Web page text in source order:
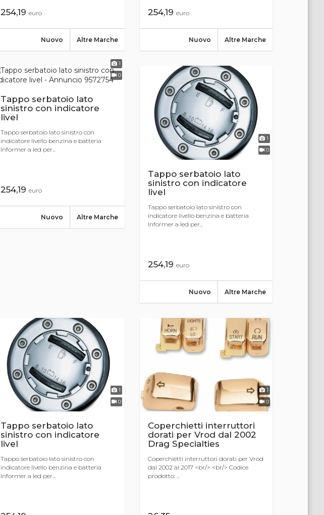
254,19 euro
Altre Marche
Nuovo
254,19euro
Altre Marche
Nuovo
1
0
Tappo serbatoio lato
sinistro con indicatore
livel
Tappo serbatoio lato sinistro con
indicatore livello benzina e batteria
Informer a led per...
254,19 euro
Altre Marche
Nuovo
1
0
Tappo serbatoio lato
sinistro con indicatore
livel
Tappo serbatoio lato sinistro con
indicatore livello benzina e batteria
Informer a led per...
254,19euro
Altre Marche
Nuovo
1
0
Tappo serbatoio lato
sinistro con indicatore
livel
Tappo serbatoio lato sinistro con
indicatore livello benzina e batteria
Informer a led per...
1
0
Coperchietti interruttori
dorati per Vrod dal 2002
Drag Specialties
Coperchietti interruttori dorati per Vrod
dal 2002 al 2017 <br/> <br/> Codice
prodotto: ...